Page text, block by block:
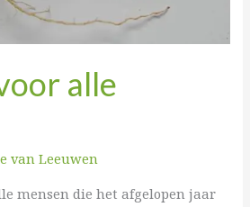
alle
van Leeuwen
mensen die het afgelopen jaar